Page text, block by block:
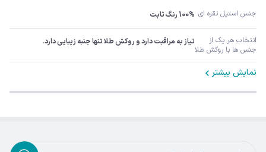
جنس استیل نقره ای 100% رنگ ثابت
جنس ها با روکش طلا
نیاز به مراقبت دارد و روکش طلا تنها جنبه زیبایی دارد.
نمایش بیشتر